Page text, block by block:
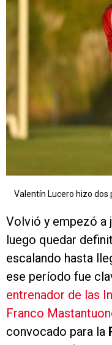
Valentín Lucero hizo dos
Volvió y empezó a
luego quedar
escalando hasta
ese período fue
entrenador de las
Franco
convocado para la